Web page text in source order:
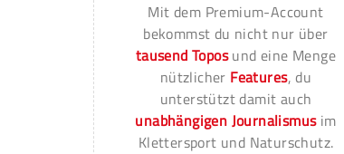
Mit dem Premium-Account
bekommst du nicht nur über
tausend Toposund eine Menge
nützlicher Features, du
unterstützt damit auch
unabhängigen Journalismusim
Klettersport und Naturschutz.